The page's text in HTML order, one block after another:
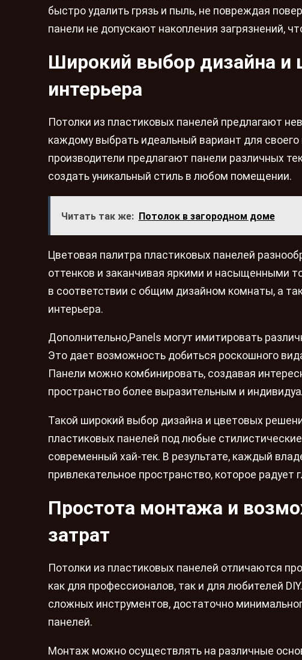
быстро удалить грязь и пыль, не повреждая
панели не допускают накопления загрязнений,
Широкий выбор дизайна и
интерьера
Потолки из пластиковых панелей предлагают
каждому выбрать идеальный вариант для
производители предлагают панели различных
создать уникальный стиль в любом помещении.
Читать так же: Потолок в загородном доме
Цветовая палитра пластиковых панелей
оттенков и заканчивая яркими и насыщенными
в соответствии с общим дизайном комнаты, а
интерьера.
Дополнительно,Panels могут имитировать
Это дает возможность добиться роскошного
Панели можно комбинировать, создавая
пространство более выразительным и
Такой широкий выбор дизайна и цветовых
пластиковых панелей под любые
современный хай-тек. В результате, каждый
привлекательное пространство, которое радует
Простота монтажа и
затрат
Потолки из пластиковых панелей отличаются
как для профессионалов, так и для любителей
сложных инструментов, достаточно
панелей.
Монтаж можно осуществлять на различные